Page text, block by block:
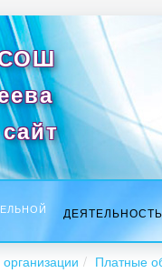
СОШ
ДЕЯТЕЛЬНОСТЬ
Платные